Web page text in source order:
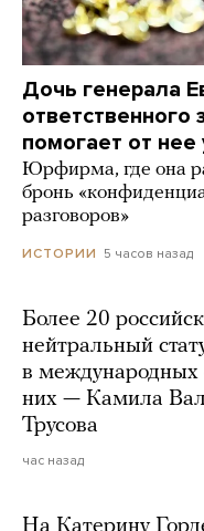
Дочь генерала
ответственного
помогает от нее
Юрфирма, где она
бронь
разговоров»
ИСТОРИИ 5 часов назад
Более 20
нейтральный
в международных
них — Камила
Трусова
час назад